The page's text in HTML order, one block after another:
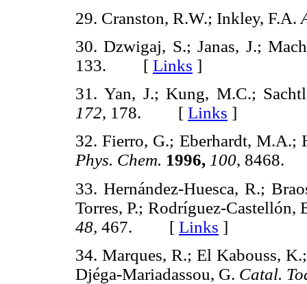
29. Cranston, R.W.; Inkley, F.A.
30. Dzwigaj, S.; Janas, J.;
133. [ Links ]
31. Yan, J.; Kung, M.C.;
172, 178. [ Links ]
32. Fierro, G.; Eberhardt,
Phys. Chem. 1996, 100,
33. Hernández-Huesca, R.;
Torres, P.; Rodríguez-Castellón,
48, 467. [ Links ]
34. Marques, R.; El Kabouss,
Djéga-Mariadassou, G. Catal.